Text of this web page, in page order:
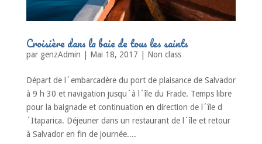
Croisière dans la baie de tous les saints
par genzAdmin Mai 18, 2017 Non class
Départ de l´embarcadère du port de plaisance de Salvador
à 9 h 30 et navigation jusqu´à l´île du Frade. Temps libre
pour la baignade et continuation en direction de l´île d
´Itaparica. Déjeuner dans un restaurant de l´île et retour
à Salvador en fin de journée....